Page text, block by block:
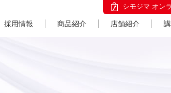
シモジマ オン
採用情報 商品紹介 店舗紹介